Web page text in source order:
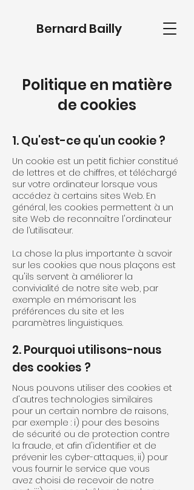
Bernard Bailly
Politique en matière
de cookies
1. Qu'est-ce qu'un cookie ?
Un cookie est un petit fichier constitué
de lettres et de chiffres, et téléchargé
sur votre ordinateur lorsque vous
accédez à certains sites Web. En
général, les cookies permettent à un
site Web de reconnaître l'ordinateur
de l’utilisateur.
La chose la plus importante à savoir
sur les cookies que nous plaçons est
qu'ils servent à améliorer la
convivialité de notre site web, par
exemple en mémorisant les
préférences du site et les
paramètres linguistiques.
2. Pourquoi utilisons-nous
des cookies ?
Nous pouvons utiliser des cookies et
d'autres technologies similaires
pour un certain nombre de raisons,
par exemple : i) pour des besoins
de sécurité ou de protection contre
la fraude, et afin d'identifier et de
prévenir les cyber-attaques, ii) pour
vous fournir le service que vous
avez choisi de recevoir de notre